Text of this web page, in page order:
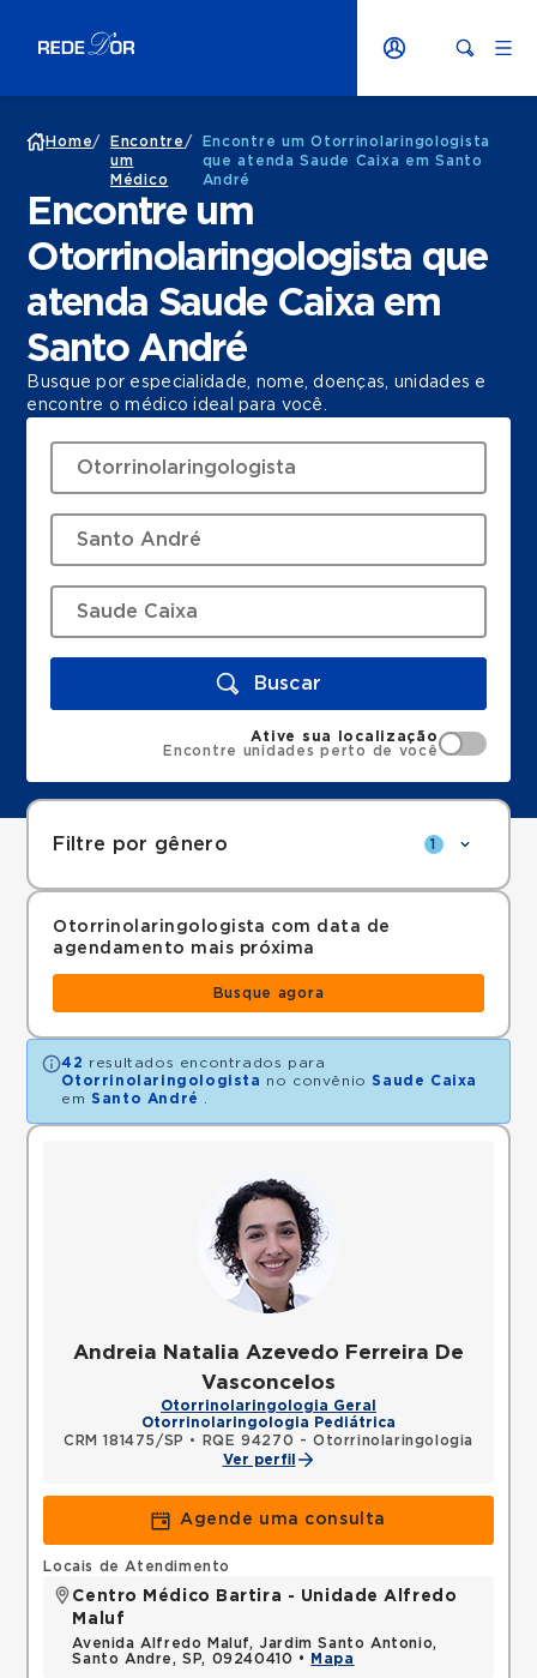
Home/
Encontre
um
Médico
/
Encontre um Otorrinolaringologista
que atenda Saude Caixa em Santo
André
Encontre um
Otorrinolaringologista que
atenda Saude Caixa em
Santo André
Busque por especialidade, nome, doenças, unidades e
encontre o médico ideal para você.
Buscar
Ative sua localização
Encontre unidades perto de você
Filtre por gênero 1
Otorrinolaringologista com data de
agendamento mais próxima
Busque agora
42 resultados encontrados para
Otorrinolaringologista no convênio Saude Caixa
em Santo André
Andreia Natalia Azevedo Ferreira De
Vasconcelos
Otorrinolaringologia Geral
Otorrinolaringologia Pediátrica
CRM 181475/SP •
RQE 94270 - Otorrinolaringologia
Ver perfil
Agende uma consulta
Locais de Atendimento
Centro Médico Bartira - Unidade Alfredo
Maluf
Avenida Alfredo Maluf, Jardim Santo Antonio,
Santo Andre, SP, 09240410 •
Mapa